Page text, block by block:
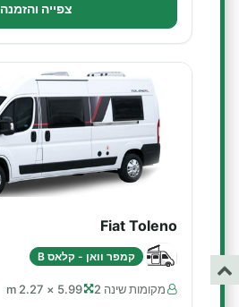
צפייה והזמנה
Fiat Toleno
קמפר וואן - קלאס B
מקומות שינה 2 5.99 × 2.27 m